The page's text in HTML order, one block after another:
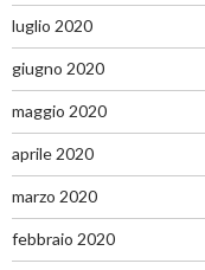
luglio 2020
giugno 2020
maggio 2020
aprile 2020
marzo 2020
febbraio 2020